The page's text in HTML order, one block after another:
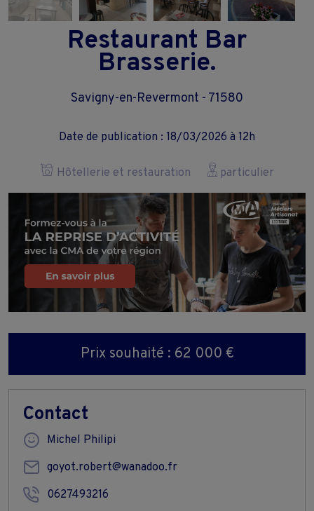
Restaurant Bar
Brasserie.
Savigny-en-Revermont - 71580
Date de publication : 18/03/2026 à 12h
Hôtellerie et restauration particulier
Prix souhaité : 62 000 €
Contact
Michel Philipi
goyot.robert@wanadoo.fr
0627493216